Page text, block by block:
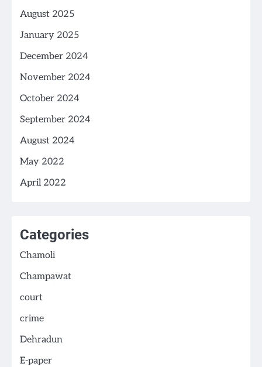
August 2025
January 2025
December 2024
November 2024
October 2024
September 2024
August 2024
May 2022
April 2022
Categories
Chamoli
Champawat
court
crime
Dehradun
E-paper